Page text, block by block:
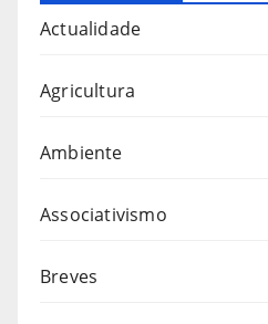
Actualidade
Agricultura
Ambiente
Associativismo
Breves